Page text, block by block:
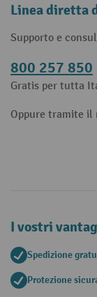
Linea diretta
Supporto e
800 257 850
Gratis per tutta
Oppure tramite il
I vostri
Spedizione
Protezione